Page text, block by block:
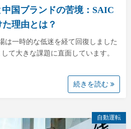
国ブランドの苦境：SAIC
理由とは？
は一時的な低迷を経て回復しました
て大きな課題に直面しています。
続きを読む
自動運転